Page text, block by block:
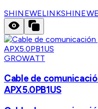
SHINEWELINK
GROWATT
Cable de
APX5.0PB1US